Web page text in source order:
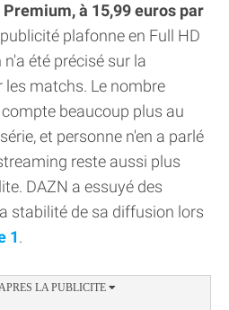
à 15,99 euros par
plafonne en Full HD
été précisé sur la
matchs. Le nombre
beaucoup plus au
et personne n'en a parlé
reste aussi plus
DAZN a essuyé des
stabilité de sa diffusion lors
1.